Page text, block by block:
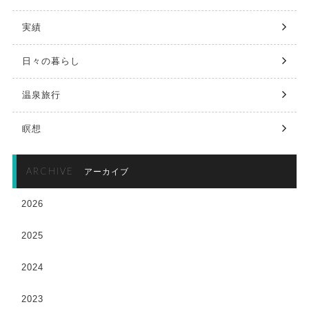
実績
日々の暮らし
温泉旅行
瞑想
ARCHIVE アーカイブ
2026
2025
2024
2023